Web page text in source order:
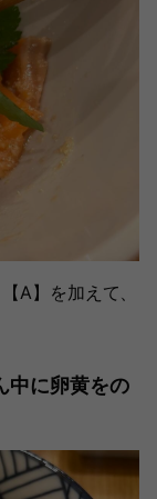
A】を加えて、
に卵黄をの